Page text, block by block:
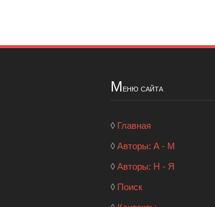
Меню сайта
◊ Главная
◊Авторы: А - М
◊Авторы: Н - Я
◊ Поиск